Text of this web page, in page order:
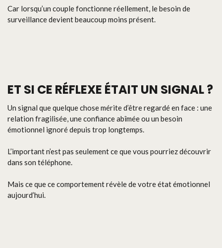
Car lorsqu’un couple fonctionne réellement, le besoin de
surveillance devient beaucoup moins présent.
ET SI CE RÉFLEXE ÉTAIT UN SIGNAL ?
Un signal que quelque chose mérite d’être regardé en face : une
relation fragilisée, une confiance abîmée ou un besoin
émotionnel ignoré depuis trop longtemps.
L’important n’est pas seulement ce que vous pourriez découvrir
dans son téléphone.
Mais ce que ce comportement révèle de votre état émotionnel
aujourd’hui.